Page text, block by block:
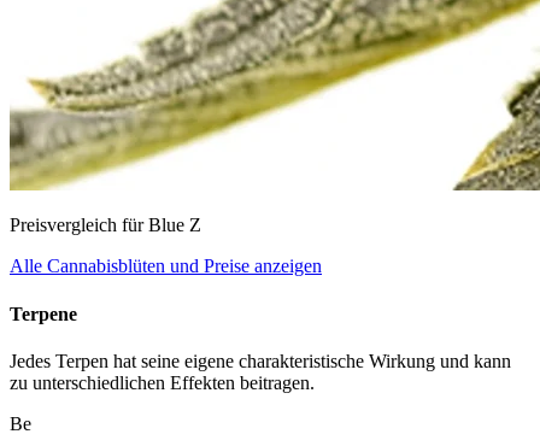
Preisvergleich für Blue Z
Alle Cannabisblüten und Preise anzeigen
Terpene
Jedes Terpen hat seine eigene charakteristische Wirkung und kann
zu unterschiedlichen Effekten beitragen.
Be